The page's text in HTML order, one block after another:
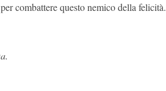
combattere questo nemico della felicità.